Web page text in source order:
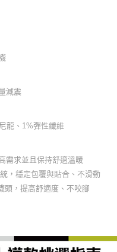
減震
龍、1%彈性纖維
需求並且保持舒適溫暖
，穩定包覆與貼合、不滑動
，提高舒適度、不咬腳